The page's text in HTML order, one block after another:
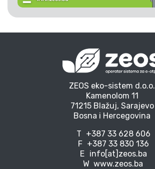
ZEOS eko-sistem d.o.o.
Kamenolom 11
71215 Blažuj, Sarajevo
Bosna i Hercegovina
T +387 33 628 606
F +387 33 830 136
E info[at]zeos.ba
W www.zeos.ba